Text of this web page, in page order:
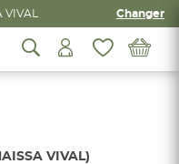
Changer
VIVAL)